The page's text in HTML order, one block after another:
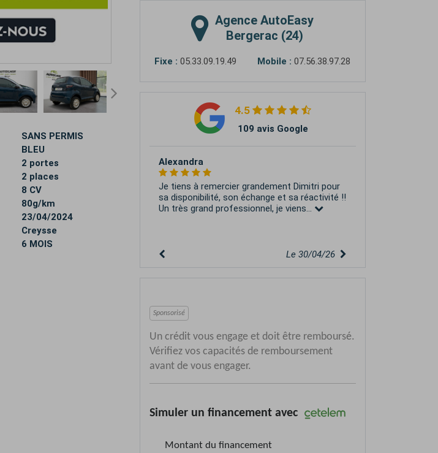
SANS PERMIS
BLEU
2 portes
2 places
8 CV
80g/km
23/04/2024
Creysse
6 MOIS
Agence AutoEasy
Bergerac (24)
Fixe : 05.33.09.19.49 Mobile : 07.56.38.97.28
4.5
109 avis Google
Alexandra
Je tiens à remercier grandement Dimitri pour
sa disponibilité, son échange et sa réactivité !!
Un très grand professionnel, je viens...
Le 30/04/26